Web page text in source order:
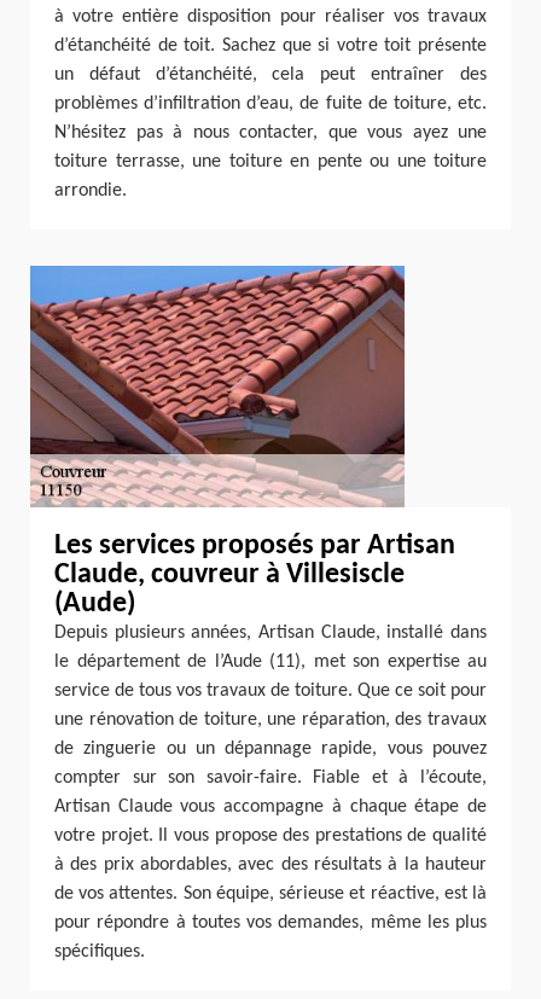
à votre entière disposition pour réaliser vos travaux
d’étanchéité de toit. Sachez que si votre toit présente
un défaut d’étanchéité, cela peut entraîner des
problèmes d’infiltration d’eau, de fuite de toiture, etc.
N’hésitez pas à nous contacter, que vous ayez une
toiture terrasse, une toiture en pente ou une toiture
arrondie.
Les services proposés par Artisan
Claude, couvreur à Villesiscle
(Aude)
Depuis plusieurs années, Artisan Claude, installé dans
le département de l’Aude (11), met son expertise au
service de tous vos travaux de toiture. Que ce soit pour
une rénovation de toiture, une réparation, des travaux
de zinguerie ou un dépannage rapide, vous pouvez
compter sur son savoir-faire. Fiable et à l’écoute,
Artisan Claude vous accompagne à chaque étape de
votre projet. Il vous propose des prestations de qualité
à des prix abordables, avec des résultats à la hauteur
de vos attentes. Son équipe, sérieuse et réactive, est là
pour répondre à toutes vos demandes, même les plus
spécifiques.